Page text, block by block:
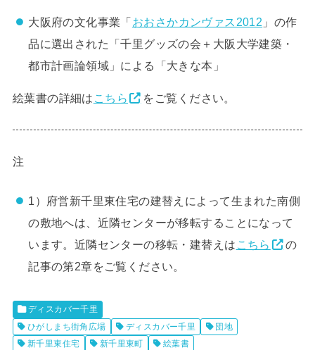
大阪府の文化事業「おおさかカンヴァス2012 」の作
品に選出された「千里グッズの会＋大阪大学建築・
都市計画論領域」による「大きな本」
絵葉書の詳細は こちら をご覧ください。
注
1）府営新千里東住宅の建替えによって生まれた南側
の敷地へは、近隣センターが移転することになって
います。近隣センターの移転・建替えは こちら
の
記事の第2章をご覧ください。
ディスカバー千里
ひがしまち街角広場
ディスカバー千里
団地
新千里東住宅
新千里東町 絵葉書